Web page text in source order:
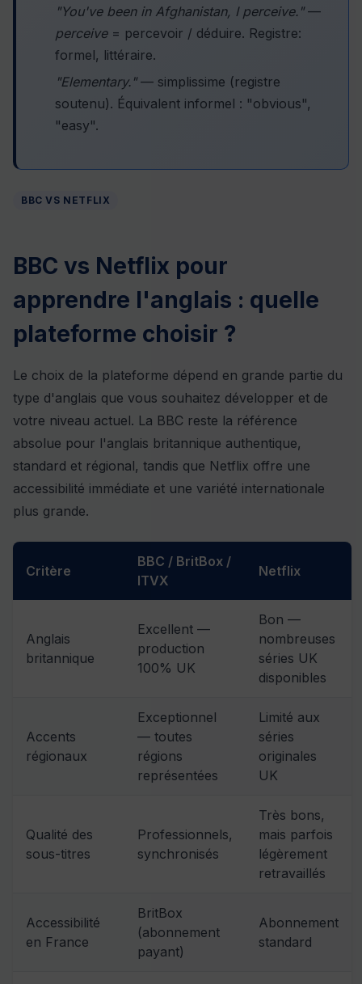
"You've been in Afghanistan, I perceive."—
perceive= percevoir / déduire. Registre:
formel, littéraire.
"Elementary."— simplissime (registre
soutenu). Équivalent informel : "obvious",
"easy".
BBC VS NETFLIX
BBC vs Netflix pour
apprendre l'anglais : quelle
plateforme choisir ?
Le choix de la plateforme dépend en grande partie du
type d'anglais que vous souhaitez développer et de
votre niveau actuel. La BBC reste la référence
absolue pour l'anglais britannique authentique,
standard et régional, tandis que Netflix offre une
accessibilité immédiate et une variété internationale
plus grande.
Critère
BBC / BritBox /
ITVX
Netflix
Anglais
britannique
Excellent —
production
100% UK
Bon —
nombreuses
séries UK
disponibles
Accents
régionaux
Exceptionnel
— toutes
régions
représentées
Limité aux
séries
originales
UK
Qualité des
sous-titres
Professionnels,
synchronisés
Très bons,
mais parfois
légèrement
retravaillés
Accessibilité
en France
BritBox
(abonnement
payant)
Abonnement
standard